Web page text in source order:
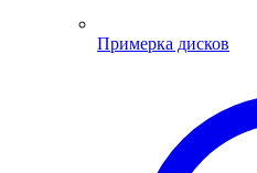
Примерка дисков